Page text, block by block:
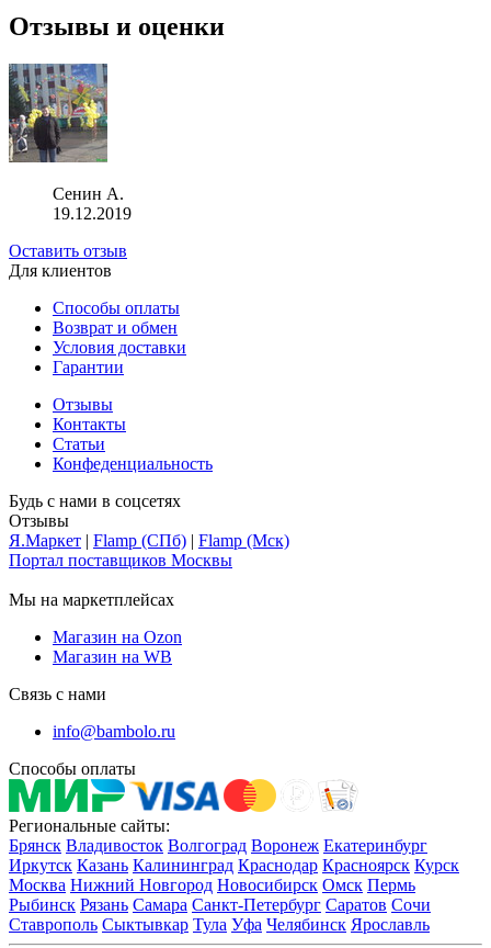
Отзывы и оценки
Сенин А.
19.12.2019
Оставить отзыв
Для клиентов
Способы оплаты
Возврат и обмен
Условия доставки
Гарантии
Отзывы
Контакты
Статьи
Конфеденциальность
Будь с нами в соцсетях
Отзывы
Я.Маркет | Flamp (СПб) | Flamp (Мск)
Портал поставщиков Москвы
Мы на маркетплейсах
Магазин на Ozon
Магазин на WB
Связь с нами
info@bambolo.ru
Способы оплаты
Региональные сайты:
Брянск Владивосток Волгоград Воронеж Екатеринбург
Иркутск Казань Калининград Краснодар Красноярск Курск
Москва Нижний Новгород Новосибирск Омск Пермь
Рыбинск Рязань Самара Санкт-Петербург Саратов Сочи
Ставрополь Сыктывкар Тула Уфа Челябинск Ярославль